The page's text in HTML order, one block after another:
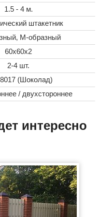
1.5 - 4 м.
штакетник
М-образный
60х60х2
2-4 шт.
(Шоколад)
/ двухстороннее
интересно